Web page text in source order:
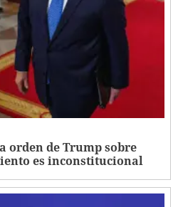
orden de Trump sobre
es inconstitucional